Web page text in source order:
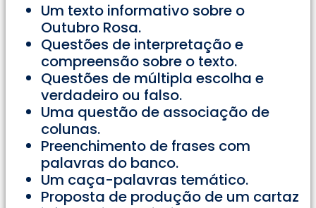
Um texto informativo sobre o
Outubro Rosa.
Questões de interpretação e
compreensão sobre o texto.
Questões de múltipla escolha e
verdadeiro ou falso.
Uma questão de associação de
colunas.
Preenchimento de frases com
palavras do banco.
Um caça-palavras temático.
Proposta de produção de um cartaz